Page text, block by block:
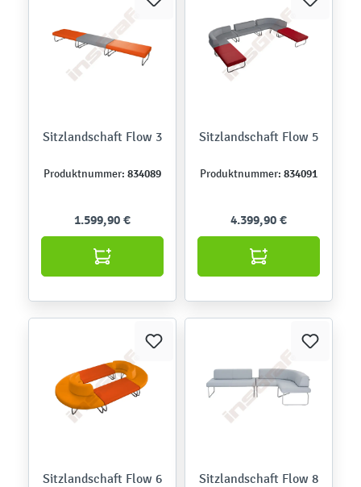
Sitzlandschaft Flow 3
Produktnummer: 834089
1.599,90 €
Sitzlandschaft Flow 5
Produktnummer: 834091
4.399,90 €
Sitzlandschaft Flow 6 Sitzlandschaft Flow 8